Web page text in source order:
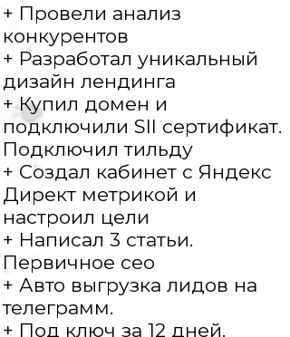
+ Провели анализ
конкурентов
+ Разработал уникальный
дизайн лендинга
+ Купил домен и
подключили Sll сертификат.
Подключил тильду
+ Создал кабинет с Яндекс
Директ метрикой и
настроил цели
+ Написал 3 статьи.
Первичное сео
+ Авто выгрузка лидов на
телеграмм.
+ Под ключ за 12 дней.